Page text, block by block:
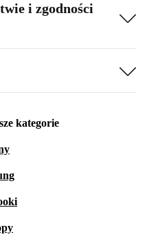
i zgodności
kategorie